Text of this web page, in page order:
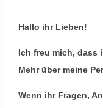
Hallo ihr Lieben!
Ich freu mich, dass
Mehr über meine
Wenn ihr Fragen,